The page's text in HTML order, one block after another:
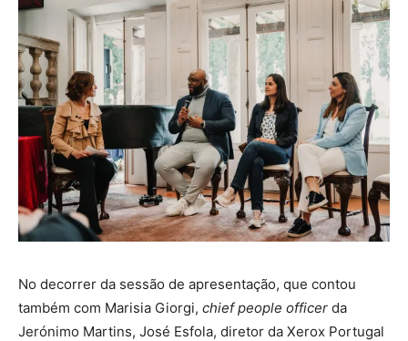
No decorrer da sessão de apresentação, que contou
também com Marisia Giorgi, chief people officer da
Jerónimo Martins, José Esfola, diretor da Xerox Portugal